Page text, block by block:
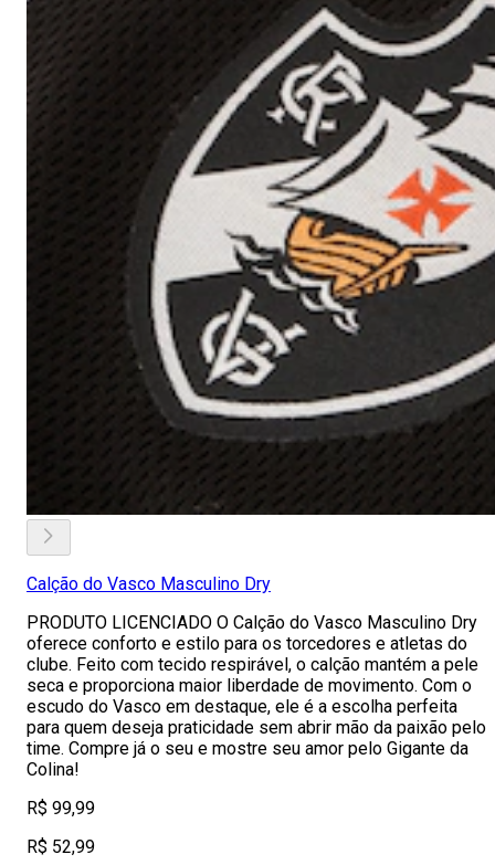
Calção do Vasco Masculino Dry
PRODUTO LICENCIADO O Calção do Vasco Masculino Dry
oferece conforto e estilo para os torcedores e atletas do
clube. Feito com tecido respirável, o calção mantém a pele
seca e proporciona maior liberdade de movimento. Com o
escudo do Vasco em destaque, ele é a escolha perfeita
para quem deseja praticidade sem abrir mão da paixão pelo
time. Compre já o seu e mostre seu amor pelo Gigante da
Colina!
R$ 99,99
R$ 52,99